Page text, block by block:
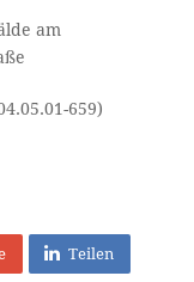
am
659)
Teilen